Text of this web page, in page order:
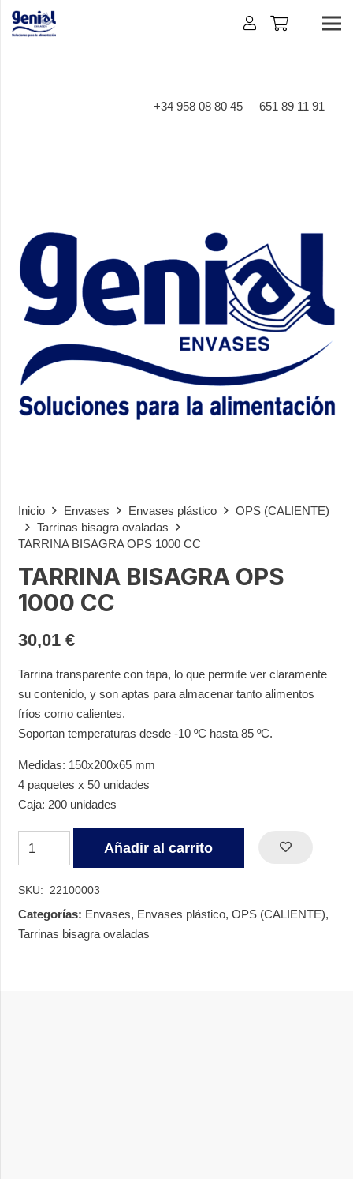
+34 958 08 80 45 651 89 11 91
Inicio Envases Envases plástico
OPS (CALIENTE)
Tarrinas bisagra ovaladas
TARRINA BISAGRA OPS 1000 CC
TARRINA BISAGRA OPS
1000 CC
30,01 €
Tarrina transparente con tapa, lo que permite ver claramente
su contenido, y son aptas para almacenar tanto alimentos
fríos como calientes.
Soportan temperaturas desde -10 ºC hasta 85 ºC.
Medidas: 150x200x65 mm
4 paquetes x 50 unidades
Caja: 200 unidades
CC
cantidad
Añadir al carrito
SKU: 22100003
Categorías: Envases, Envases plástico, OPS (CALIENTE),
Tarrinas bisagra ovaladas